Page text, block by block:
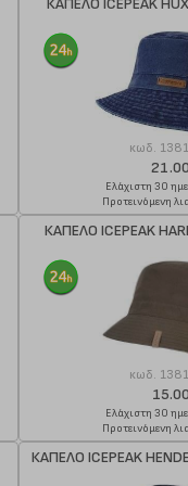
ΚΑΠΕΛΟ ICEPEAK
κωδ.
Ελάχιστη 30
Προτεινόμενη
ΚΑΠΕΛΟ ICEPEAK
κωδ.
Ελάχιστη 30
Προτεινόμενη
ΚΑΠΕΛΟ ICEPEAK